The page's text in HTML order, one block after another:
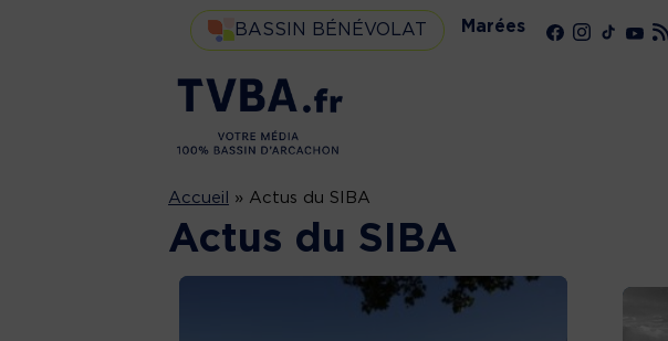
BASSIN BÉNÉVOLAT Marées
Accueil » Actus du SIBA
Actus du SIBA